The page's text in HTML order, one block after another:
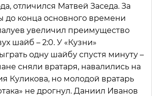
отличился Матвей Заседа. За
до конца основного времени
увеличил преимущество
шайб – 2:0. У «Кузни»
одну шайбу спустя минуту –
сняли вратаря, навалились на
Куликова, но молодой вратарь
не дрогнул. Даниил Иванов